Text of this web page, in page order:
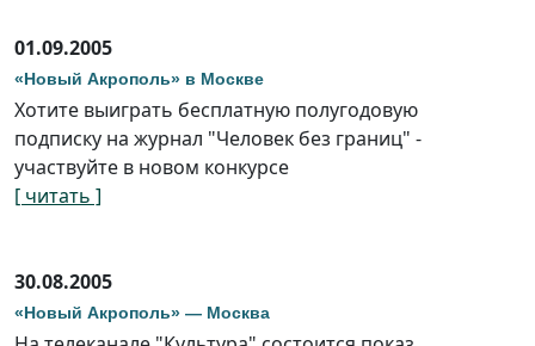
01.09.2005
«Новый Акрополь» в Москве
Хотите выиграть бесплатную полугодовую
подписку на журнал "Человек без границ" -
участвуйте в новом конкурсе
[ читать ]
30.08.2005
«Новый Акрополь» — Москва